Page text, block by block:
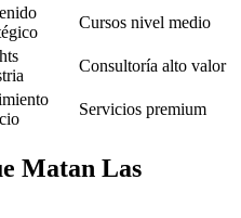
Cursos nivel medio
Consultoría alto valor
Servicios premium
Matan Las